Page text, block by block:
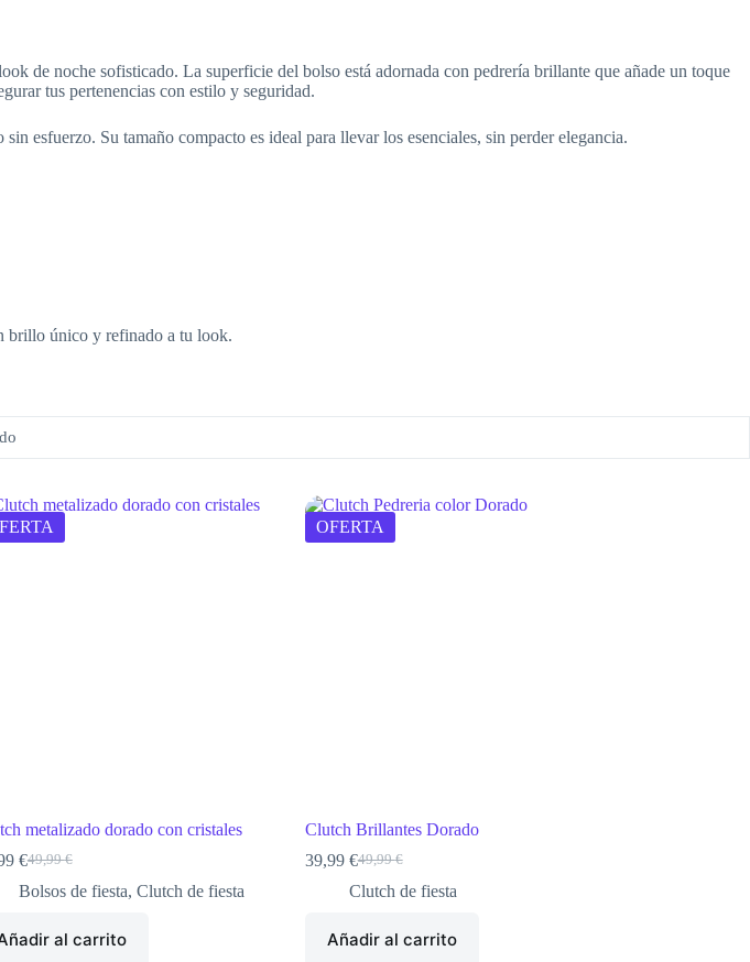
de noche sofisticado. La superficie del bolso está adornada con pedrería brillante que añade un toque
tus pertenencias con estilo y seguridad.
esfuerzo. Su tamaño compacto es ideal para llevar los esenciales, sin perder elegancia.
brillo único y refinado a tu look.
metalizado dorado con cristales
49,99€
El
precio
49,99 €.
€El
precio
39,99 €.
Bolsos de fiesta, Clutch de fiesta
al carrito
OFERTA
Clutch Brillantes Dorado
49,99€
El
precio
49,99 €.
39,99 €El
precio
39,99 €.
Clutch de fiesta
Añadir al carrito